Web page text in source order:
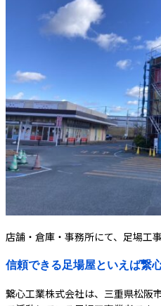
店舗・倉庫・事務所にて、足場工
信頼できる足場屋といえば繋
繋心工業株式会社は、三重県松阪